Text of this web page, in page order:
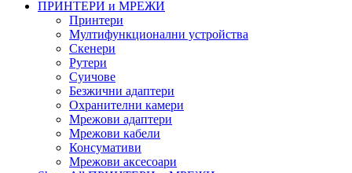
ПРИНТЕРИ и МРЕЖИ
Принтери
Мултифункционални устройства
Скенери
Рутери
Суичове
Безжични адаптери
Охранителни камери
Мрежови адаптери
Мрежови кабели
Консумативи
Мрежови аксесоари